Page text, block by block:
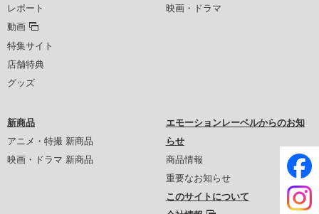
レポート
動画
特集サイト
店舗特典
グッズ
映画・ドラマ
新商品
アニメ・特撮 新商品
映画・ドラマ 新商品
エモーションレーベルからのお知
らせ
商品情報
重要なお知らせ
このサイトについて